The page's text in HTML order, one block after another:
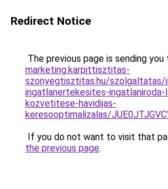
Redirect Notice
The previous page is sending you
marketing.karpittisztitas-
szonyegtisztitas.hu/
ingatlanertekesites-ingatlaniroda-
kozvetitese-havidijas-
keresooptimalizalas/
If you do not want to visit that
the previous page.